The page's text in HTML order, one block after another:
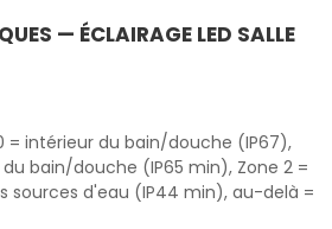
— ÉCLAIRAGE LED SALLE
= intérieur du bain/douche (IP67),
du bain/douche (IP65 min), Zone 2 =
sources d'eau (IP44 min), au-delà =